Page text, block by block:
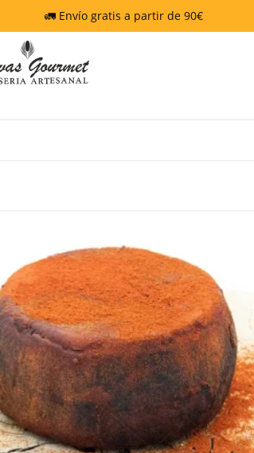
🚛 Envío gratis a partir de 90€